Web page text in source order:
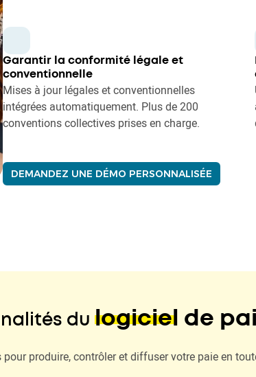
Garantir la conformité légale et
conventionnelle
Mises à jour légales et conventionnelles
intégrées automatiquement. Plus de 200
conventions collectives prises en charge.
DEMANDEZ UNE DÉMO PERSONNALISÉE
dulogiciel de
produire, contrôler et diffuser votre paie en